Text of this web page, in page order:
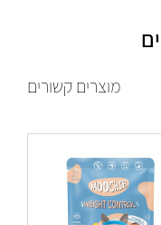
מוצרים קשורים